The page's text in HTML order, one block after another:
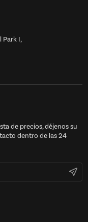
Park I,
de precios, déjenos su
dentro de las 24